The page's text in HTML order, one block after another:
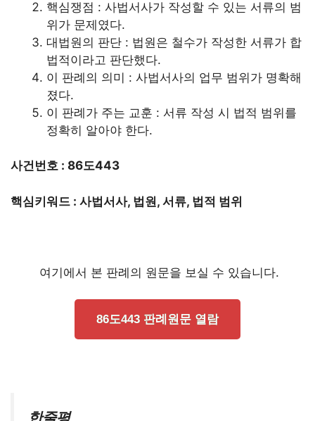
핵심쟁점 : 사법서사가 작성할 수 있는 서류의 범
위가 문제였다.
대법원의 판단 : 법원은 철수가 작성한 서류가 합
법적이라고 판단했다.
이 판례의 의미 : 사법서사의 업무 범위가 명확해
졌다.
이 판례가 주는 교훈 : 서류 작성 시 법적 범위를
정확히 알아야 한다.
사건번호 : 86도443
핵심키워드 : 사법서사, 법원, 서류, 법적 범위
여기에서 본 판례의 원문을 보실 수 있습니다.
86도443 판례원문 열람
한줄평